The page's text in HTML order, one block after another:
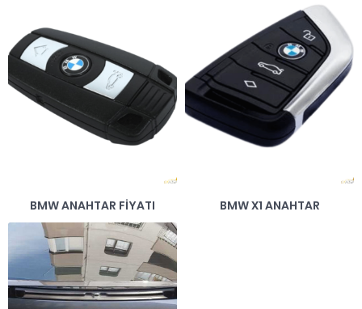
BMW ANAHTAR FIYATI BMW X1 ANAHTAR